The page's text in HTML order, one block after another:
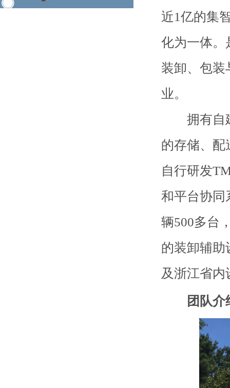
近1亿的集
化为一体。
装卸、包装
业。
拥有自建
的存储、配
自行研发
和平台协同
辆500多台
的装卸辅助
及浙江省内
团队介